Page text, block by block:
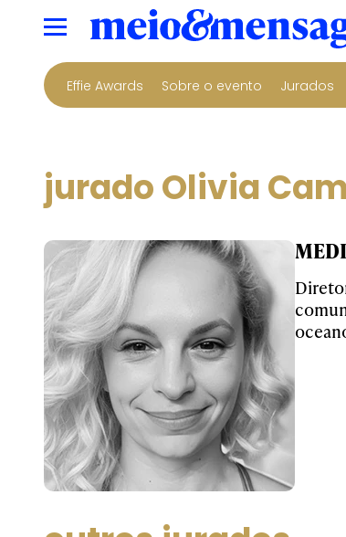
Effie Awards Sobre o evento Jurados
jurado Olivia